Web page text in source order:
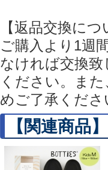
【返品交換に
ご購入より1週
なければ交換
ください。ま
めご了承くださ
【関連商品】